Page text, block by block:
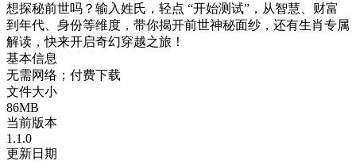
想探秘前世吗？输入姓氏，轻点 “开始测试”，从智慧、财富
到年代、身份等维度，带你揭开前世神秘面纱，还有生肖专属
解读，快来开启奇幻穿越之旅！
基本信息
无需网络；付费下载
文件大小
86MB
当前版本
1.1.0
更新日期